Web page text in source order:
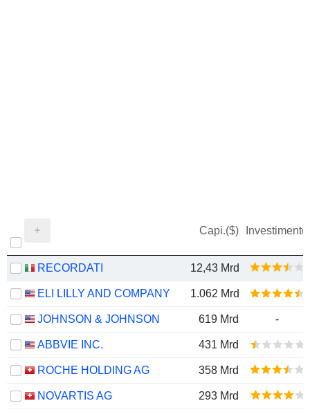
Capi.($) Investimento
RECORDATI 12,43 Mrd
ELI LILLY AND COMPANY 1.062 Mrd
JOHNSON & JOHNSON 619 Mrd -
ABBVIE INC. 431 Mrd
ROCHE HOLDING AG 358 Mrd
NOVARTIS AG 293 Mrd